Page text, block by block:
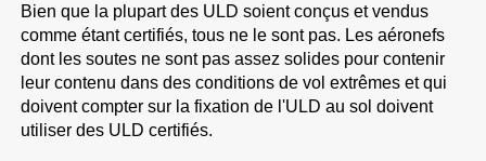
Bien que la plupart des ULD soient conçus et vendus
comme étant certifiés, tous ne le sont pas. Les aéronefs
dont les soutes ne sont pas assez solides pour contenir
leur contenu dans des conditions de vol extrêmes et qui
doivent compter sur la fixation de l'ULD au sol doivent
utiliser des ULD certifiés.